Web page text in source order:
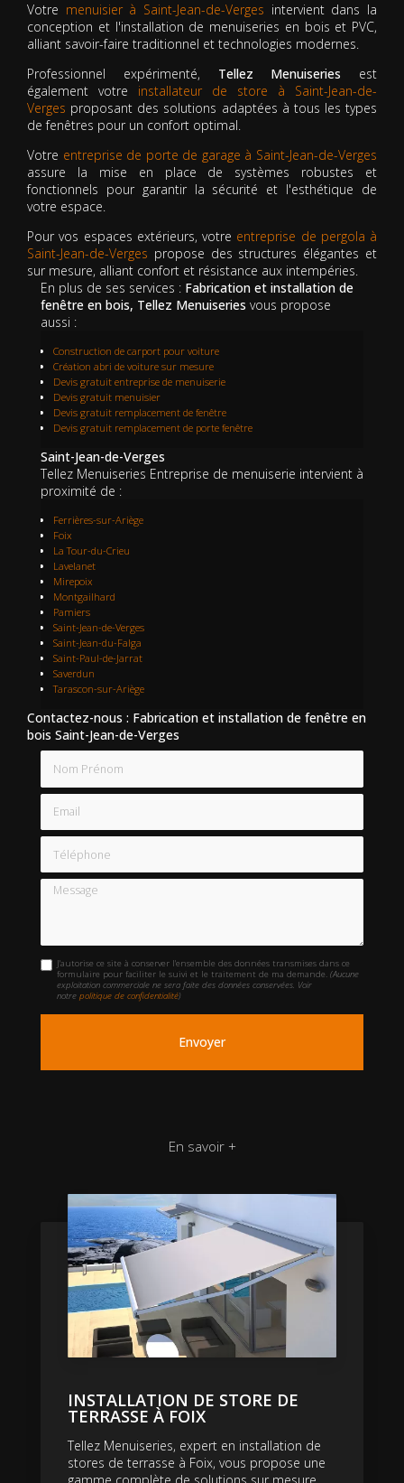
Votre menuisier à Saint-Jean-de-Verges intervient dans la
conception et l'installation de menuiseries en bois et PVC,
alliant savoir-faire traditionnel et technologies modernes.
Professionnel expérimenté, Tellez Menuiseries est
également votre installateur de store à Saint-Jean-de-
Verges proposant des solutions adaptées à tous les types
de fenêtres pour un confort optimal.
Votre entreprise de porte de garage à Saint-Jean-de-Verges
assure la mise en place de systèmes robustes et
fonctionnels pour garantir la sécurité et l'esthétique de
votre espace.
Pour vos espaces extérieurs, votre entreprise de pergola à
Saint-Jean-de-Verges propose des structures élégantes et
sur mesure, alliant confort et résistance aux intempéries.
En plus de ses services : Fabrication et installation de
fenêtre en bois, Tellez Menuiseries vous propose
aussi :
Construction de carport pour voiture
Création abri de voiture sur mesure
Devis gratuit entreprise de menuiserie
Devis gratuit menuisier
Devis gratuit remplacement de fenêtre
Devis gratuit remplacement de porte fenêtre
Saint-Jean-de-Verges
Tellez Menuiseries Entreprise de menuiserie intervient à
proximité de :
Ferrières-sur-Ariège
Foix
La Tour-du-Crieu
Lavelanet
Mirepoix
Montgailhard
Pamiers
Saint-Jean-de-Verges
Saint-Jean-du-Falga
Saint-Paul-de-Jarrat
Saverdun
Tarascon-sur-Ariège
Contactez-nous : Fabrication et installation de fenêtre en
bois Saint-Jean-de-Verges
Email
Téléphone
Message
J'autorise ce site à conserver l'ensemble des données transmises dans ce
formulaire pour faciliter le suivi et le traitement de ma demande.(Aucune
exploitation commerciale ne sera faite des données conservées. Voir
notrepolitique de confidentialité)
En savoir +
INSTALLATION DE STORE DE
TERRASSE À FOIX
Tellez Menuiseries, expert en installation de
stores de terrasse à Foix, vous propose une